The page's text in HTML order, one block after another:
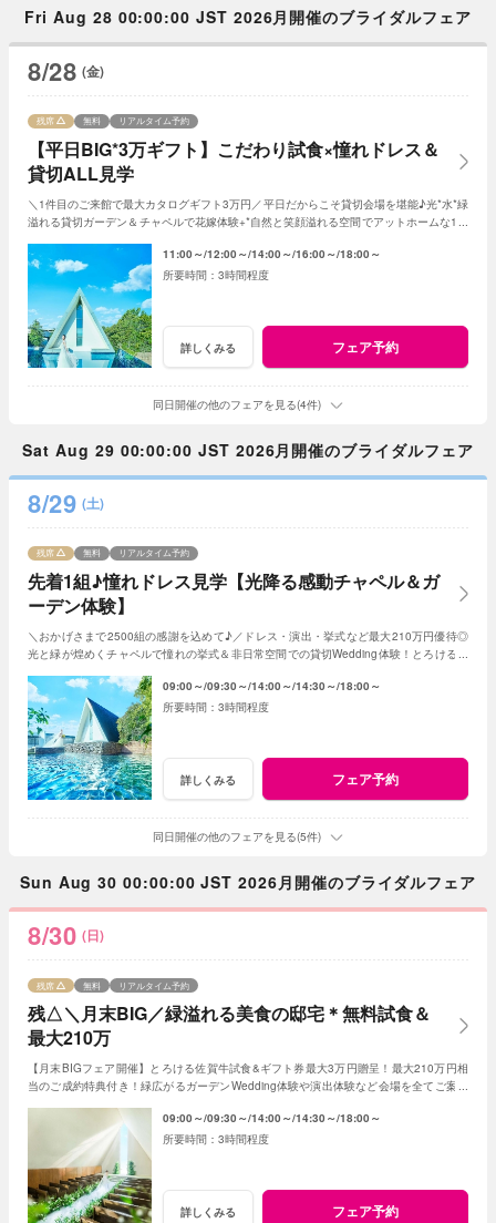
Fri Aug 28 00:00:00 JST 2026月開催のブライダルフェア
8/28 (金)
【平日BIG*3万ギフト】こだわり試食×憧れドレス＆
貸切ALL見学
残席 無料 リアルタイム予約
＼1件目のご来館で最大カタログギフト3万円／平日だからこそ貸切会場を堪能♪光*水*緑
溢れる貸切ガーデン＆チャペルで花嫁体験+*自然と笑顔溢れる空間でアットホームな1日
11:00～ 12:00～ 14:00～ 16:00～ 18:00～
3時間程度
詳しくみる フェア予約
同日開催の他のフェアを見る(4件)
Sat Aug 29 00:00:00 JST 2026月開催のブライダルフェア
8/29 (土)
先着1組♪憧れドレス見学【光降る感動チャペル＆ガ
ーデン体験】
残席 無料 リアルタイム予約
＼おかげさまで2500組の感謝を込めて♪／ドレス・演出・挙式など最大210万円優待◎
光と緑が煌めくチャペルで憧れの挙式＆非日常空間での貸切Wedding体験！とろける和
09:00～ 09:30～ 14:00～ 14:30～ 18:00～
3時間程度
詳しくみる フェア予約
同日開催の他のフェアを見る(5件)
Sun Aug 30 00:00:00 JST 2026月開催のブライダルフェア
8/30 (日)
残△＼月末BIG／緑溢れる美食の邸宅＊無料試食＆
最大210万
残席 無料 リアルタイム予約
【月末BIGフェア開催】とろける佐賀牛試食&ギフト券最大3万円贈呈！最大210万円相
当のご成約特典付き！緑広がるガーデンWedding体験や演出体験など会場を全てご案内
09:00～ 09:30～ 14:00～ 14:30～ 18:00～
3時間程度
詳しくみる フェア予約